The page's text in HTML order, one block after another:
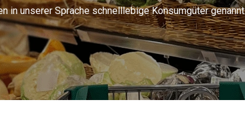
in unserer Sprache schnelllebige Konsumgüter